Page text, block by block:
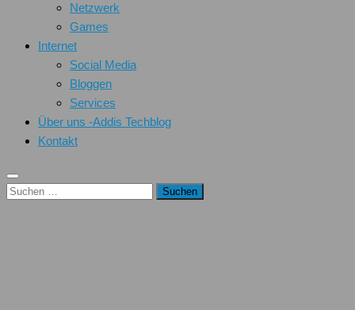
Netzwerk
Games
Internet
Social Media
Bloggen
Services
Über uns -Addis Techblog
Kontakt
Suchen